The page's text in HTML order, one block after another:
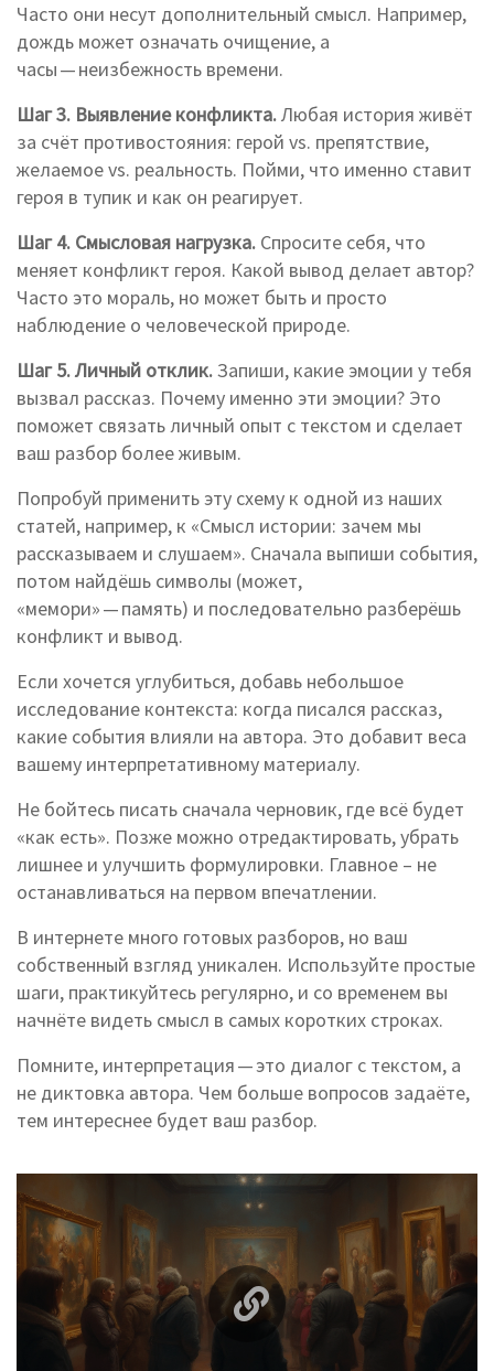
Часто они несут дополнительный смысл. Например,
дождь может означать очищение, а
часы — неизбежность времени.
Шаг 3. Выявление конфликта.Любая история живёт
за счёт противостояния: герой vs. препятствие,
желаемое vs. реальность. Пойми, что именно ставит
героя в тупик и как он реагирует.
Шаг 4. Смысловая нагрузка. Спросите себя, что
меняет конфликт героя. Какой вывод делает автор?
Часто это мораль, но может быть и просто
наблюдение о человеческой природе.
Шаг 5. Личный отклик.Запиши, какие эмоции у тебя
вызвал рассказ. Почему именно эти эмоции? Это
поможет связать личный опыт с текстом и сделает
ваш разбор более живым.
Попробуй применить эту схему к одной из наших
статей, например, к «Смысл истории: зачем мы
рассказываем и слушаем». Сначала выпиши события,
потом найдёшь символы (может,
«мемори» — память) и последовательно разберёшь
конфликт и вывод.
Если хочется углубиться, добавь небольшое
исследование контекста: когда писался рассказ,
какие события влияли на автора. Это добавит веса
вашему интерпретативному материалу.
Не бойтесь писать сначала черновик, где всё будет
«как есть». Позже можно отредактировать, убрать
лишнее и улучшить формулировки. Главное – не
останавливаться на первом впечатлении.
В интернете много готовых разборов, но ваш
собственный взгляд уникален. Используйте простые
шаги, практикуйтесь регулярно, и со временем вы
начнёте видеть смысл в самых коротких строках.
Помните, интерпретация — это диалог с текстом, а
не диктовка автора. Чем больше вопросов задаёте,
тем интереснее будет ваш разбор.